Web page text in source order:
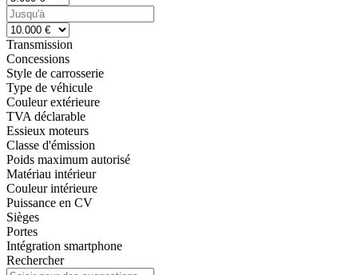
Transmission
Concessions
Style de carrosserie
Type de véhicule
Couleur extérieure
TVA déclarable
Essieux moteurs
Classe d'émission
Poids maximum autorisé
Matériau intérieur
Couleur intérieure
Puissance en CV
Sièges
Portes
Intégration smartphone
Rechercher